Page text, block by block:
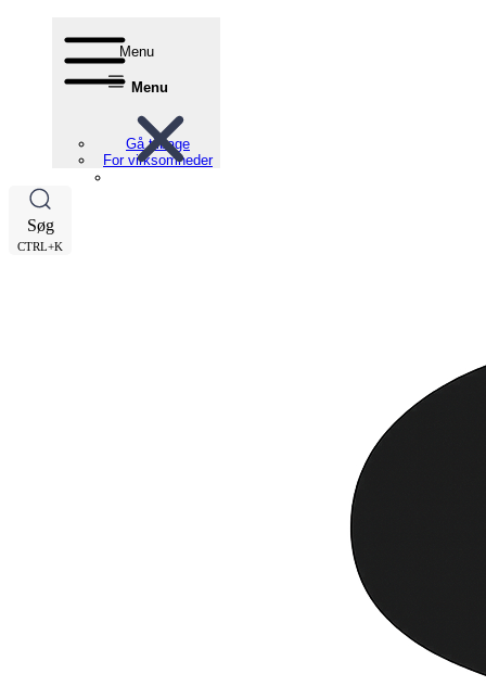
Menu
Menu
Gå tilbage
For virksomheder
Søg
CTRL+K